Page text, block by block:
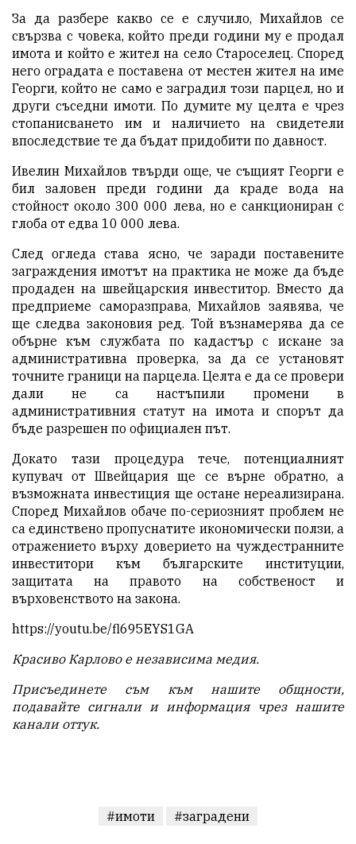
За да разбере какво се е случило, Михайлов се
свързва с човека, който преди години му е продал
имота и който е жител на село Староселец. Според
него оградата е поставена от местен жител на име
Георги, който не само е заградил този парцел, но и
други съседни имоти. По думите му целта е чрез
стопанисването им и наличието на свидетели
впоследствие те да бъдат придобити по давност.
Ивелин Михайлов твърди още, че същият Георги е
бил заловен преди години да краде вода на
стойност около 300 000 лева, но е санкциониран с
глоба от едва 10 000 лева.
След огледа става ясно, че заради поставените
заграждения имотът на практика не може да бъде
продаден на швейцарския инвеститор. Вместо да
предприеме саморазправа, Михайлов заявява, че
ще следва законовия ред. Той възнамерява да се
обърне към службата по кадастър с искане за
административна проверка, за да се установят
точните граници на парцела. Целта е да се провери
дали не са настъпили промени в
административния статут на имота и спорът да
бъде разрешен по официален път.
Докато тази процедура тече, потенциалният
купувач от Швейцария ще се върне обратно, а
възможната инвестиция ще остане нереализирана.
Според Михайлов обаче по-сериозният проблем не
са единствено пропуснатите икономически ползи, а
отражението върху доверието на чуждестранните
инвеститори към българските институции,
защитата на правото на собственост и
върховенството на закона.
https://youtu.be/fl695EYS1GA
Красиво Карлово е независима медия.
Присъединете съм към нашите общности,
подавайте сигнали и информация чрез нашите
канали оттук.
#имоти #заградени